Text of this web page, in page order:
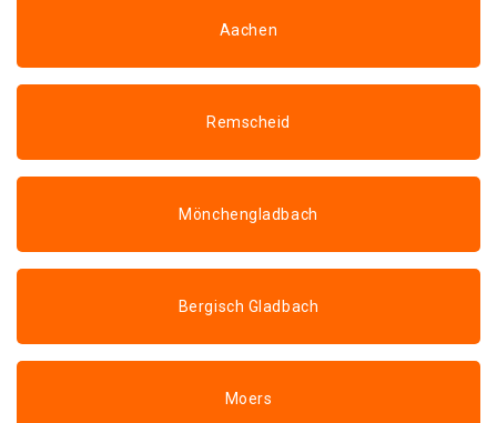
Aachen
Remscheid
Mönchengladbach
Bergisch Gladbach
Moers